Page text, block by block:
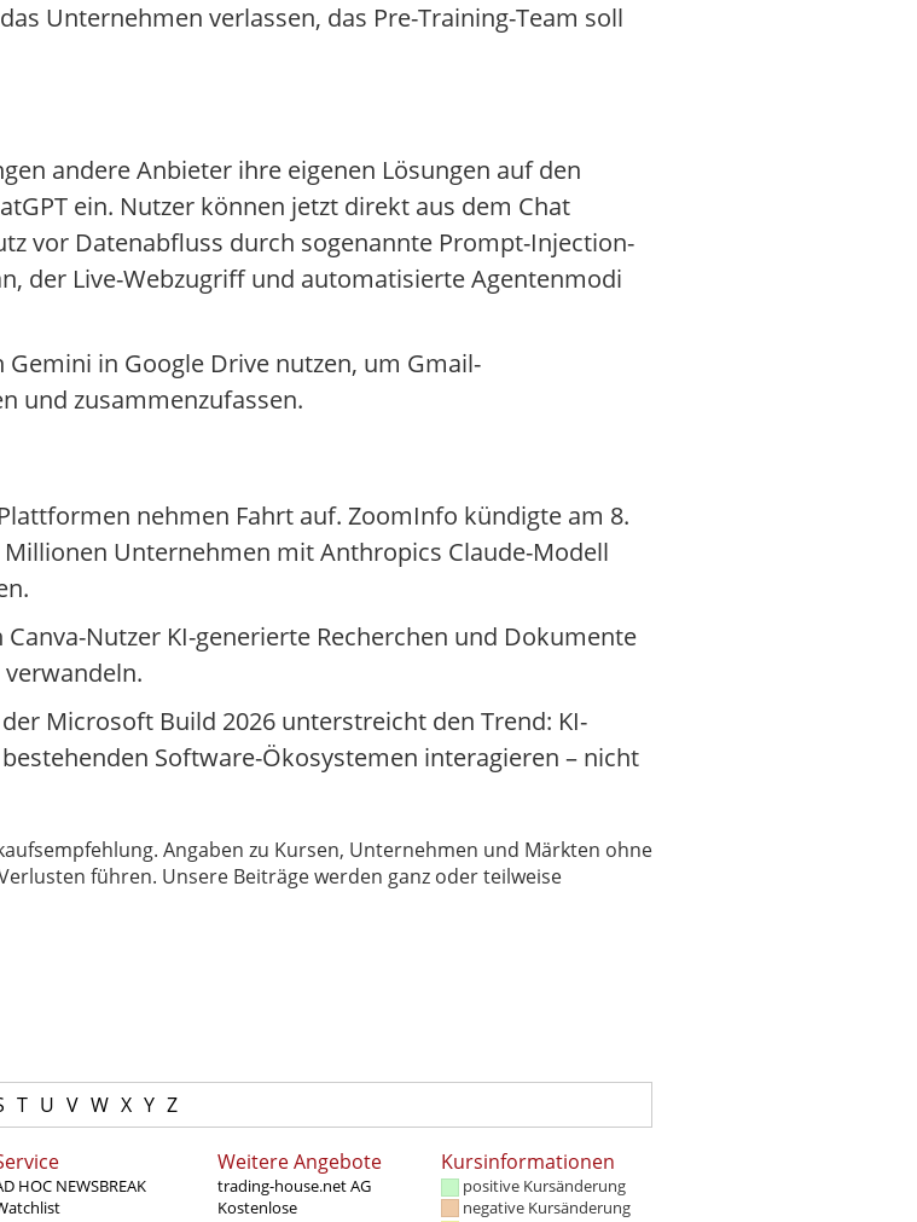
Unternehmen verlassen, das Pre-Training-Team soll
andere Anbieter ihre eigenen Lösungen auf den
ein. Nutzer können jetzt direkt aus dem Chat
vor Datenabfluss durch sogenannte Prompt-Injection-
der Live-Webzugriff und automatisierte Agentenmodi
in Google Drive nutzen, um Gmail-
und zusammenzufassen.
nehmen Fahrt auf. ZoomInfo kündigte am 8.
Unternehmen mit Anthropics Claude-Modell
Nutzer KI-generierte Recherchen und Dokumente
Microsoft Build 2026 unterstreicht den Trend: KI-
Software-Ökosystemen interagieren – nicht
Angaben zu Kursen, Unternehmen und Märkten ohne
führen. Unsere Beiträge werden ganz oder teilweise
T U V W X Y Z
HOC NEWSBREAK
Weitere Angebote
trading-house.net AG
Kostenlose
Kursinformationen
positive Kursänderung
negative Kursänderung